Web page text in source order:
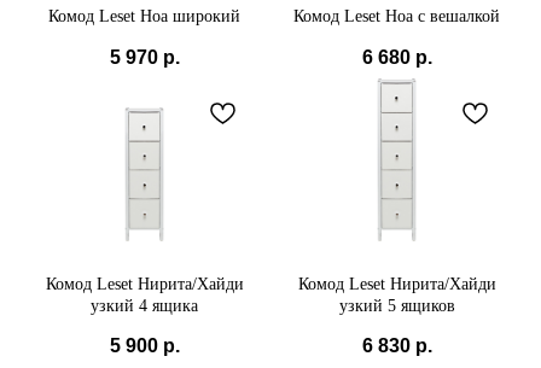
Комод Leset Ноа широкий
5 970 р.
Комод Leset Ноа с вешалкой
6 680 р.
Комод Leset Нирита/Хайди
узкий 4 ящика
5 900 р.
Комод Leset Нирита/Хайди
узкий 5 ящиков
6 830 р.